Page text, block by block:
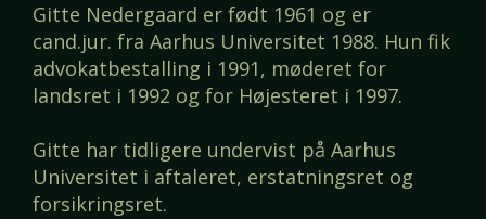
Gitte Nedergaard er født 1961 og er
cand.jur. fra Aarhus Universitet 1988. Hun fik
advokatbestalling i 1991, møderet for
landsret i 1992 og for Højesteret i 1997.
Gitte har tidligere undervist på Aarhus
Universitet i aftaleret, erstatningsret og
forsikringsret.